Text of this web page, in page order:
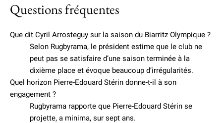
Questions fréquentes
Que dit Cyril Arrosteguy sur la saison du Biarritz Olympique ?
Selon Rugbyrama, le président estime que le club ne
peut pas se satisfaire d’une saison terminée à la
dixième place et évoque beaucoup d’irrégularités.
Quel horizon Pierre-Edouard Stérin donne-t-il à son
engagement ?
Rugbyrama rapporte que Pierre-Edouard Stérin se
projette, a minima, sur sept ans.